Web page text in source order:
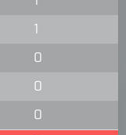
1
0
0
0